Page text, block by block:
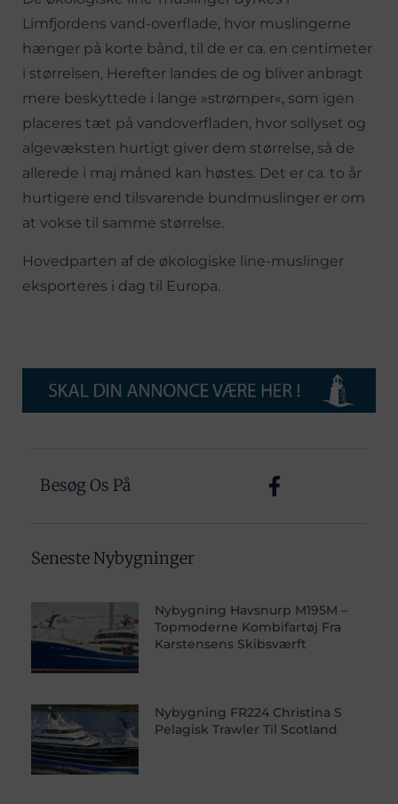
Limfjordens vand-overflade, hvor muslingerne
hænger på korte bånd, til de er ca. en centimeter
i størrelsen, Herefter landes de og bliver anbragt
mere beskyttede i lange »strømper«, som igen
placeres tæt på vandoverfladen, hvor sollyset og
algevæksten hurtigt giver dem størrelse, så de
allerede i maj måned kan høstes. Det er ca. to år
hurtigere end tilsvarende bundmuslinger er om
at vokse til samme størrelse.
Hovedparten af de økologiske line-muslinger
eksporteres i dag til Europa.
Besøg Os På
Seneste Nybygninger
Nybygning Havsnurp M195M –
Topmoderne Kombifartøj Fra
Karstensens Skibsværft
Nybygning FR224 Christina S
Pelagisk Trawler Til Scotland